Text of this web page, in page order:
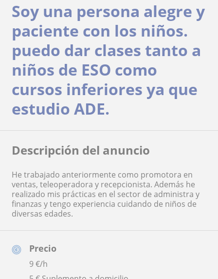
Precio
9€/h
Soy una persona alegre y
paciente con los niños.
puedo dar clases tanto a
niños de ESO como
cursos inferiores ya que
estudio ADE.
Descripción del anuncio
He trabajado anteriormente como promotora en
ventas, teleoperadora y recepcionista. Además he
realizado mis prácticas en el sector de administra y
finanzas y tengo experiencia cuidando de niños de
diversas edades.